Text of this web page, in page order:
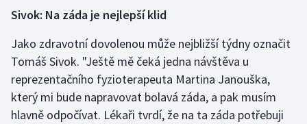
Jezdectví
Judo
Krasobruslení
Lezení
Sivok: Na záda je nejlepší klid
Jako zdravotní dovolenou může nejbližší týdny označit
Tomáš Sivok. "Ještě mě čeká jedna návštěva u
reprezentačního fyzioterapeuta Martina Janouška,
který mi bude napravovat bolavá záda, a pak musím
hlavně odpočívat. Lékaři tvrdí, že na ta záda potřebuji